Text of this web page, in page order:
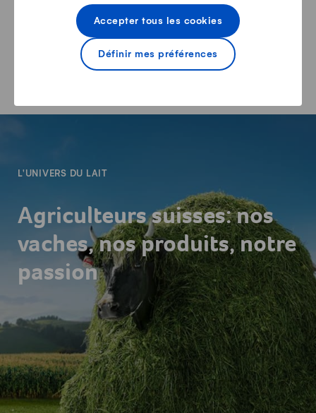
Définir mes préférences
Accepter tous les cookies
Toutes les informations sont fournies sans garantie quant
à leur exhaustivité, leur véracité et leur actualité.
L'UNIVERS DU LAIT
Agriculteurs suisses: nos
vaches, nos produits, notre
passion